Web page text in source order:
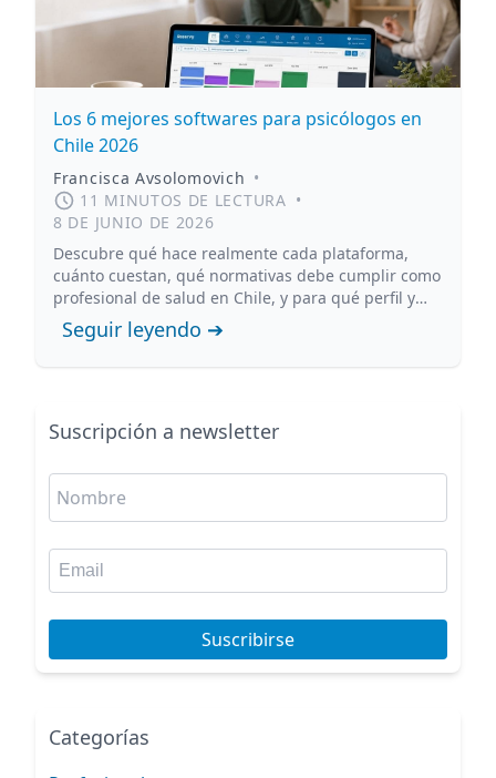
Los 6 mejores softwares para psicólogos en
Chile 2026
Francisca Avsolomovich •
11 MINUTOS DE LECTURA •
8 DE JUNIO DE 2026
Descubre qué hace realmente cada plataforma,
cuánto cuestan, qué normativas debe cumplir como
profesional de salud en Chile, y para qué perfil y
etapa conviene cada opción.
Seguir leyendo ➔
Suscripción a newsletter
Suscribirse
Categorías